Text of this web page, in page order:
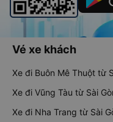
Vé xe khách
Xe đi Buôn Mê Thuột từ
Xe đi Vũng Tàu từ Sài
Xe đi Nha Trang từ Sài